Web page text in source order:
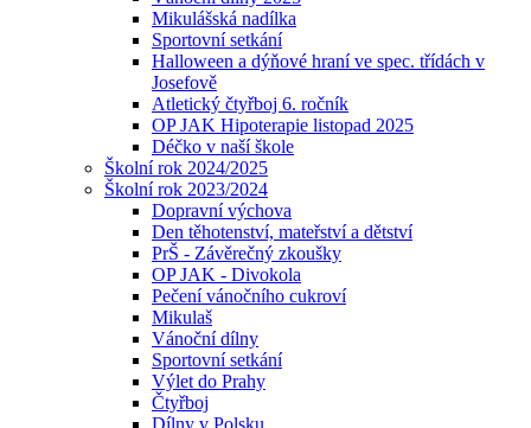
Mikulášská nadílka
Sportovní setkání
Halloween a dýňové hraní ve spec. třídách v
Josefově
Atletický čtyřboj 6. ročník
OP JAK Hipoterapie listopad 2025
Déčko v naší škole
Školní rok 2024/2025
Školní rok 2023/2024
Dopravní výchova
Den těhotenství, mateřství a dětství
PrŠ - Závěrečný zkoušky
OP JAK - Divokola
Pečení vánočního cukroví
Mikulaš
Vánoční dílny
Sportovní setkání
Výlet do Prahy
Čtyřboj
Dílny v Polsku